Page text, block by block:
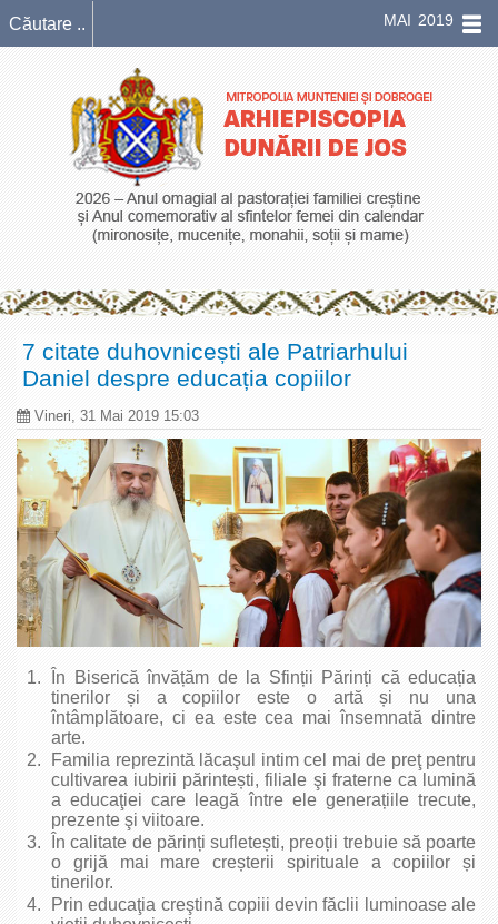
MAI 2019
7 citate duhovnicești ale Patriarhului
Daniel despre educația copiilor
Vineri, 31 Mai 2019 15:03
În Biserică învățăm de la Sfinții Părinți că educația
tinerilor și a copiilor este o artă și nu una
întâmplătoare, ci ea este cea mai însemnată dintre
arte.
Familia reprezintă lăcaşul intim cel mai de preţ pentru
cultivarea iubirii părintești, filiale şi fraterne ca lumină
a educaţiei care leagă între ele generațiile trecute,
prezente şi viitoare.
În calitate de părinți sufletești, preoții trebuie să poarte
o grijă mai mare creșterii spirituale a copiilor și
tinerilor.
Prin educaţia creştină copiii devin făclii luminoase ale